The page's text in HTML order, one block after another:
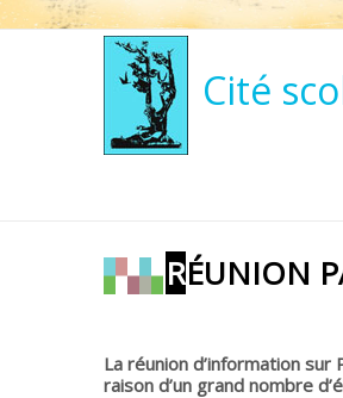
Cité
RÉUNION
La réunion d’information
raison d’un grand nombre